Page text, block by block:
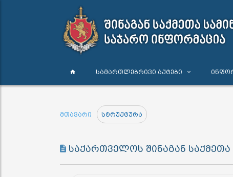
სამართლებრივი აქტები
მთავარი სტრუქტურა
საქართველოს შინაგან